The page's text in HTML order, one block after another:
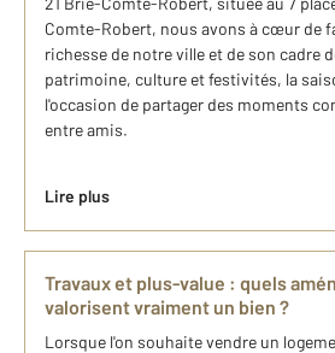
Comte-Robert, nous avons à cœur de
richesse de notre ville et de son cadre
patrimoine, culture et festivités, la
l'occasion de partager des moments
entre amis.
Lire plus
Travaux et plus-value : quels
valorisent vraiment un bien ?
Lorsque l'on souhaite vendre un